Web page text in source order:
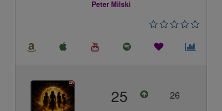
Peter Milski
25 26